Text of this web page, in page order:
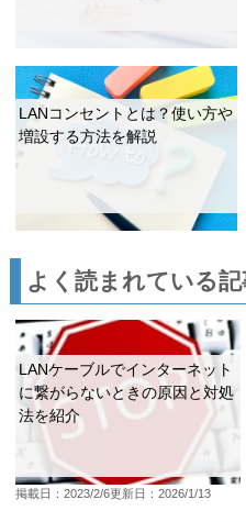
LANコンセントとは？使い方や
増設する方法を解説
よく読まれている記
LANケーブルでインターネット
に繋がらないときの原因と対処
法を紹介
掲載日：2023/2/6更新日：2026/1/13